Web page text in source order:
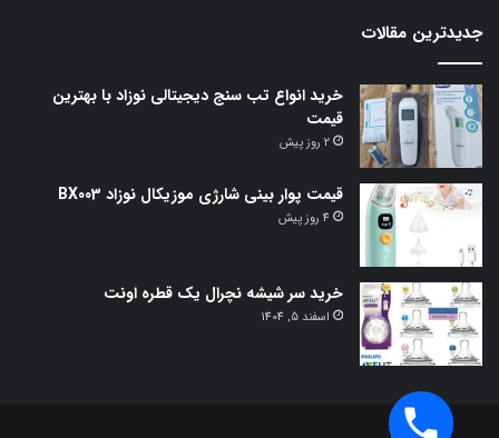
جدیدترین مقالات
خرید انواع تب سنج دیجیتالی نوزاد با بهترین
قیمت
2 روز پیش
قیمت پوار بینی شارژی موزیکال نوزاد BX003
4 روز پیش
خرید سر شیشه نچرال یک قطره اونت
اسفند 5, 1404